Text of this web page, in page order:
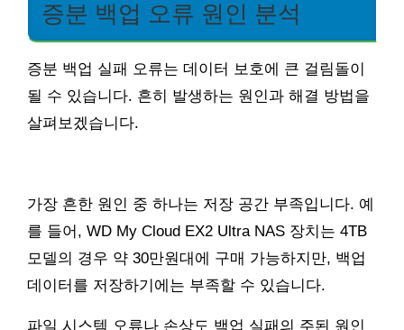
증분 백업 오류 원인 분석
증분 백업 실패 오류는 데이터 보호에 큰 걸림돌이
될 수 있습니다. 흔히 발생하는 원인과 해결 방법을
살펴보겠습니다.
가장 흔한 원인 중 하나는 저장 공간 부족입니다. 예
를 들어, WD My Cloud EX2 Ultra NAS 장치는 4TB
모델의 경우 약 30만원대에 구매 가능하지만, 백업
데이터를 저장하기에는 부족할 수 있습니다.
파일 시스템 오류나 손상도 백업 실패의 주된 원인